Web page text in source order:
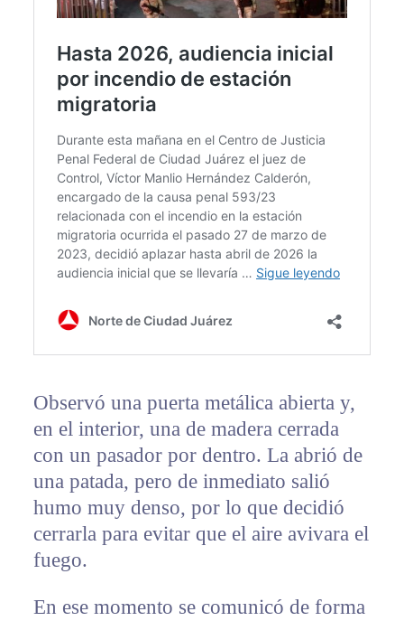
Observó una puerta metálica abierta y,
en el interior, una de madera cerrada
con un pasador por dentro. La abrió de
una patada, pero de inmediato salió
humo muy denso, por lo que decidió
cerrarla para evitar que el aire avivara el
fuego.
En ese momento se comunicó de forma